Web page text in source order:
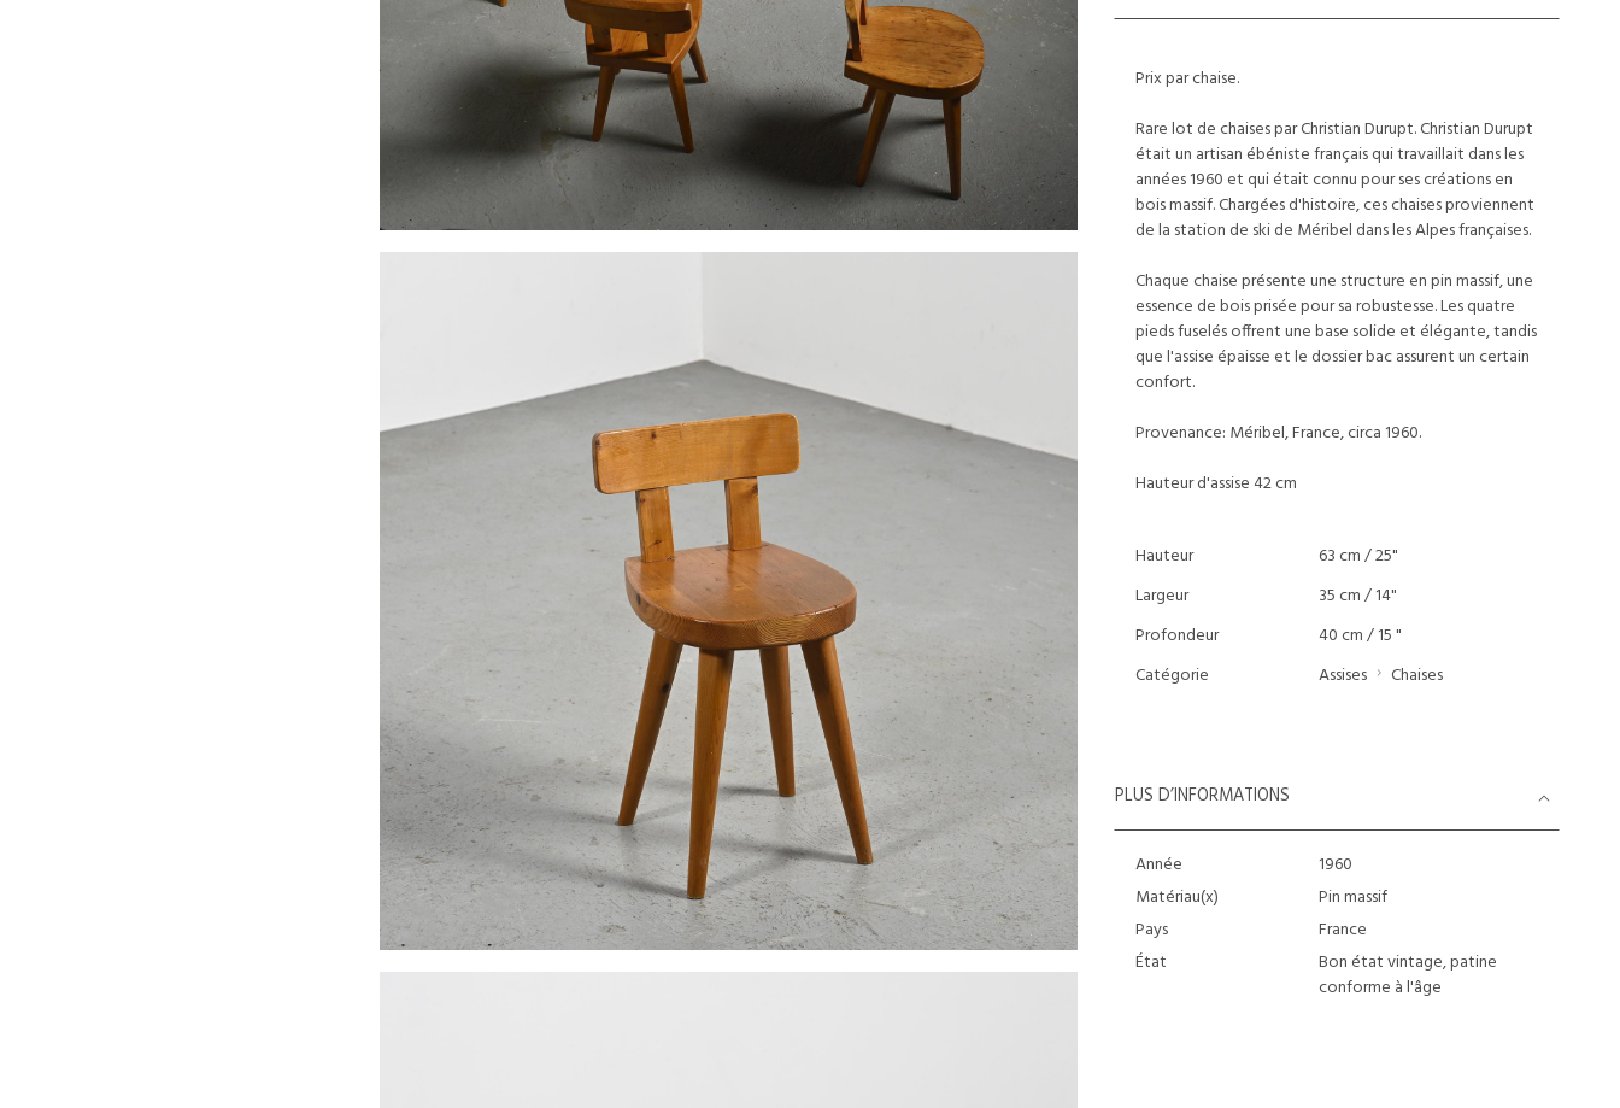
Prix par chaise.
Rare lot de chaises par Christian Durupt. Christian Durupt
était un artisan ébéniste français qui travaillait dans les
années 1960 et qui était connu pour ses créations en
bois massif. Chargées d'histoire, ces chaises proviennent
de la station de ski de Méribel dans les Alpes françaises.
Chaque chaise présente une structure en pin massif, une
essence de bois prisée pour sa robustesse. Les quatre
pieds fuselés offrent une base solide et élégante, tandis
que l'assise épaisse et le dossier bac assurent un certain
confort.
Provenance: Méribel, France, circa 1960.
Hauteur d'assise 42 cm
Hauteur
63 cm / 25"
Largeur
35 cm / 14"
Profondeur
40 cm / 15 "
Catégorie
Assises Chaises
PLUS D’INFORMATIONS
Année
1960
Matériau(x)
Pin massif
Pays
France
État
Bon état vintage, patine
conforme à l'âge